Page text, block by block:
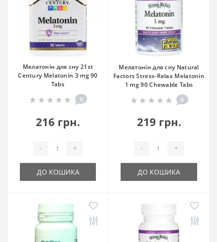
Мелатонін для сну 21st
Century Melatonin 3 mg 90
Tabs
0
216 грн.
- +
ДО КОШИКА
Мелатонін для сну Natural
Factors Stress-Relax Melatonin
1 mg 90 Chewable Tabs
0
219 грн.
- +
ДО КОШИКА